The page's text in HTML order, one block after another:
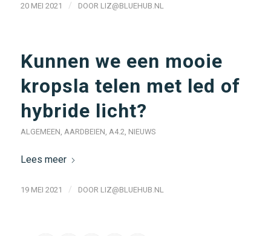
20 MEI 2021 / DOOR LIZ@BLUEHUB.NL
Kunnen we een mooie
kropsla telen met led of
hybride licht?
ALGEMEEN, AARDBEIEN, A4.2, NIEUWS
Lees meer
19 MEI 2021 / DOOR LIZ@BLUEHUB.NL